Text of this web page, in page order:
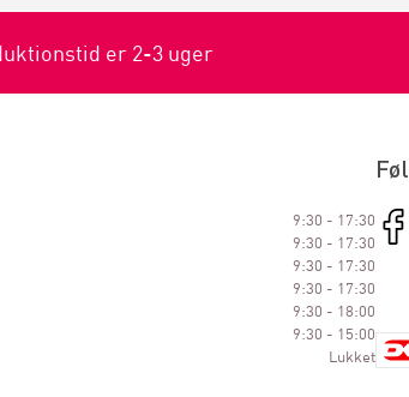
er 2-3 uger
9:30 - 17:30
9:30 - 17:30
9:30 - 17:30
9:30 - 17:30
9:30 - 18:00
9:30 - 15:00
Lukket